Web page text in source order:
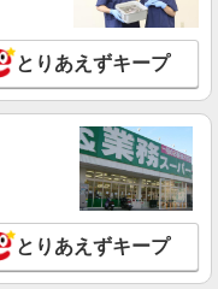
とりあえずキープ
とりあえずキープ